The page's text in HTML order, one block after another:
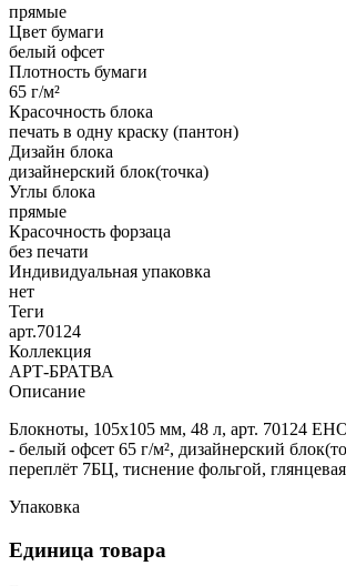
прямые
Цвет бумаги
белый офсет
Плотность бумаги
65 г/м²
Красочность блока
печать в одну краску (пантон)
Дизайн блока
дизайнерский блок(точка)
Углы блока
прямые
Красочность форзаца
без печати
Индивидуальная упаковка
нет
Теги
арт.70124
Коллекция
АРТ-БРАТВА
Описание
Блокноты, 105х105 мм, 48 л, арт. 70124
- белый офсет 65 г/м², дизайнерский
переплёт 7БЦ, тиснение фольгой,
Упаковка
Единица товара